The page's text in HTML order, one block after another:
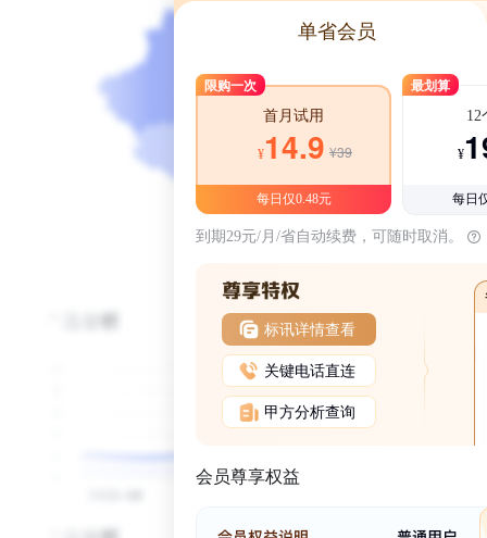
单省会员
限购一次
首月试用
¥14.9 ¥39
每日仅0.48元
最划算
12
¥
每日
到期29元/月/省自动续费，可随时取消。
标讯详情查看
关键电话直连
甲方分析查询
会员尊享权益